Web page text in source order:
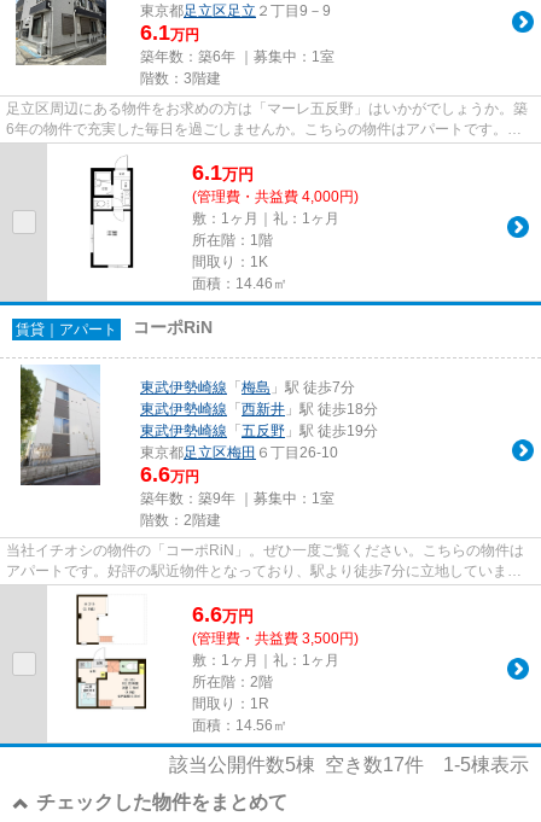
東京都足立区足立 ２丁目9－9
6.1万円
築年数：築6年 ｜募集中： 1室
階数：3階建
足立区周辺にある物件をお求めの方は「マーレ五反野」はいかがでしょうか。築
6年の物件で充実した毎日を過ごしませんか。こちらの物件はアパートです。ア
6.1万円
(管理費・共益費 4,000円)
敷：1ヶ月｜礼：1ヶ月
所在階：1階
間取り：1K
面積：14.46㎡
賃貸｜アパート コーポRiN
東武伊勢崎線 「 梅島 」駅 徒歩7分
東武伊勢崎線 「 西新井 」駅 徒歩18分
東武伊勢崎線 「 五反野 」駅 徒歩19分
東京都足立区梅田 ６丁目26-10
6.6万円
築年数：築9年 ｜募集中： 1室
階数：2階建
当社イチオシの物件の「コーポRiN」。ぜひ一度ご覧ください。こちらの物件は
アパートです。好評の駅近物件となっており、駅より徒歩7分に立地していま
す。こちらの物件は築9年ですが、...
6.6万円
(管理費・共益費 3,500円)
敷：1ヶ月｜礼：1ヶ月
所在階：2階
間取り：1R
面積：14.56㎡
該当公開件数5棟 空き数17件 1-5棟表示
チェックした物件をまとめて